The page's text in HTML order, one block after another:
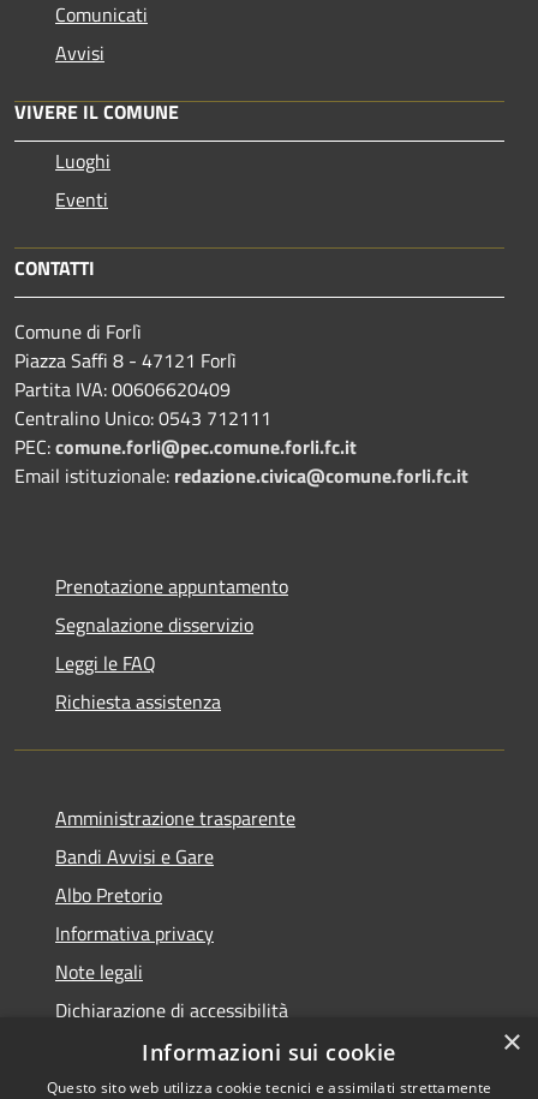
Comunicati
Avvisi
VIVERE IL COMUNE
Luoghi
Eventi
CONTATTI
Comune di Forlì
Piazza Saffi 8 - 47121 Forlì
Partita IVA: 00606620409
Centralino Unico: 0543 712111
PEC:comune.forli@pec.comune.forli.fc.it
Email istituzionale: redazione.civica@comune.forli.fc.it
Prenotazione appuntamento
Segnalazione disservizio
Leggi le FAQ
Richiesta assistenza
Amministrazione trasparente
Bandi Avvisi e Gare
Albo Pretorio
Informativa privacy
Note legali
Dichiarazione di accessibilità
×
Informazioni sui cookie
Questo sito web utilizza cookie tecnici e assimilati strettamente